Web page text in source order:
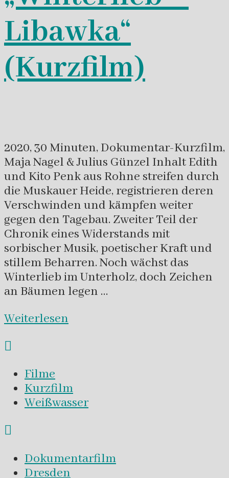
Libawka“
(Kurzfilm)
2020, 30 Minuten, Dokumentar-Kurzfilm,
Maja Nagel & Julius Günzel Inhalt Edith
und Kito Penk aus Rohne streifen durch
die Muskauer Heide, registrieren deren
Verschwinden und kämpfen weiter
gegen den Tagebau. Zweiter Teil der
Chronik eines Widerstands mit
sorbischer Musik, poetischer Kraft und
stillem Beharren. Noch wächst das
Winterlieb im Unterholz, doch Zeichen
an Bäumen legen …
Weiterlesen
Filme
Kurzfilm
Weißwasser
Dokumentarfilm
Dresden